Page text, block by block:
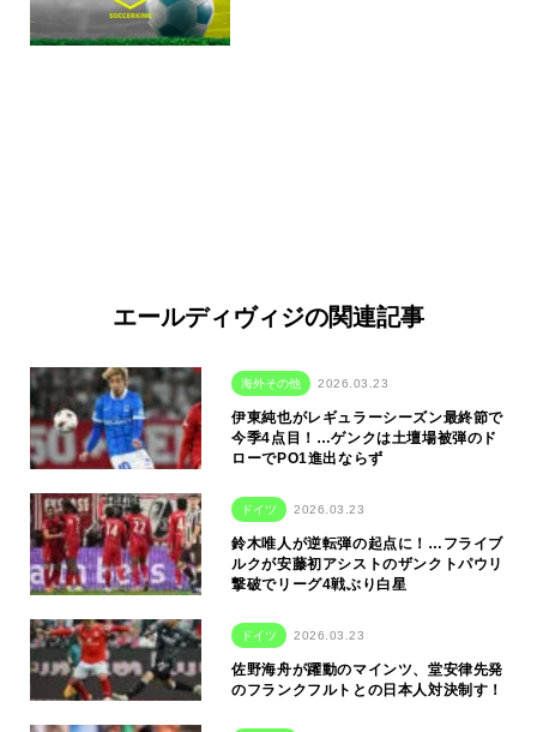
エールディヴィジの関連記事
海外その他 2026.03.23
伊東純也がレギュラーシーズン最終節で
今季4点目！…ゲンクは土壇場被弾のド
ローでPO1進出ならず
ドイツ 2026.03.23
鈴木唯人が逆転弾の起点に！…フライブ
ルクが安藤初アシストのザンクトパウリ
撃破でリーグ4戦ぶり白星
ドイツ 2026.03.23
佐野海舟が躍動のマインツ、堂安律先発
のフランクフルトとの日本人対決制す！